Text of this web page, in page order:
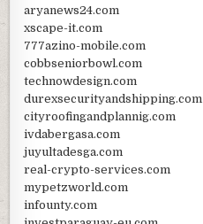
aryanews24.com
xscape-it.com
777azino-mobile.com
cobbseniorbowl.com
technowdesign.com
durexsecurityandshipping.com
cityroofingandplannig.com
ivdabergasa.com
juyultadesga.com
real-crypto-services.com
mypetzworld.com
infounty.com